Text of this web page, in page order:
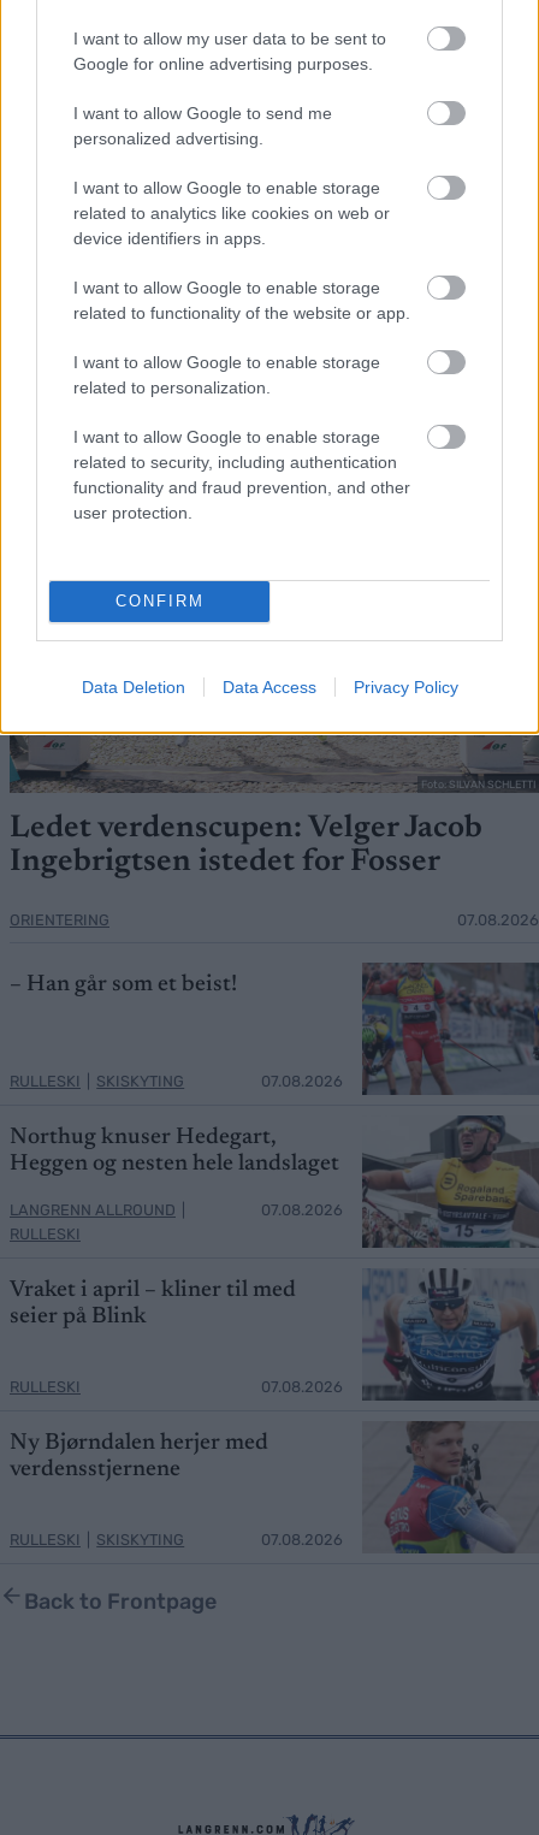
I want to allow my user data to be sent to
Google for online advertising purposes.
I want to allow Google to send me
personalized advertising.
I want to allow Google to enable storage
related to analytics like cookies on web or
device identifiers in apps.
I want to allow Google to enable storage
related to functionality of the website or app.
I want to allow Google to enable storage
related to personalization.
I want to allow Google to enable storage
related to security, including authentication
functionality and fraud prevention, and other
user protection.
CONFIRM
Data Deletion Data Access Privacy Policy
skal
sprint
en...
2.20
26
gull –
disse
OL-
femm
Norge
LANGRE
ALLROU
ND
2.20
LANGRE
ALLROU
ND
2.20
26
–
bekre
ALLROU
ND
2.20 ALLROU
ND
FLERE ARTIKLER
Medlemsartikler
Foto: SILVAN SCHLETTI
Ledet verdenscupen: Velger Jacob
Ingebrigtsen istedet for Fosser
ORIENTERING 07.08.2026
– Han går som et beist!
RULLESKI SKISKYTING 07.08.2026
Northug knuser Hedegart,
Heggen og nesten hele landslaget
LANGRENN ALLROUND
RULLESKI
07.08.2026
Vraket i april – kliner til med
seier på Blink
RULLESKI 07.08.2026
Ny Bjørndalen herjer med
verdensstjernene
RULLESKI SKISKYTING 07.08.2026
Back to Frontpage